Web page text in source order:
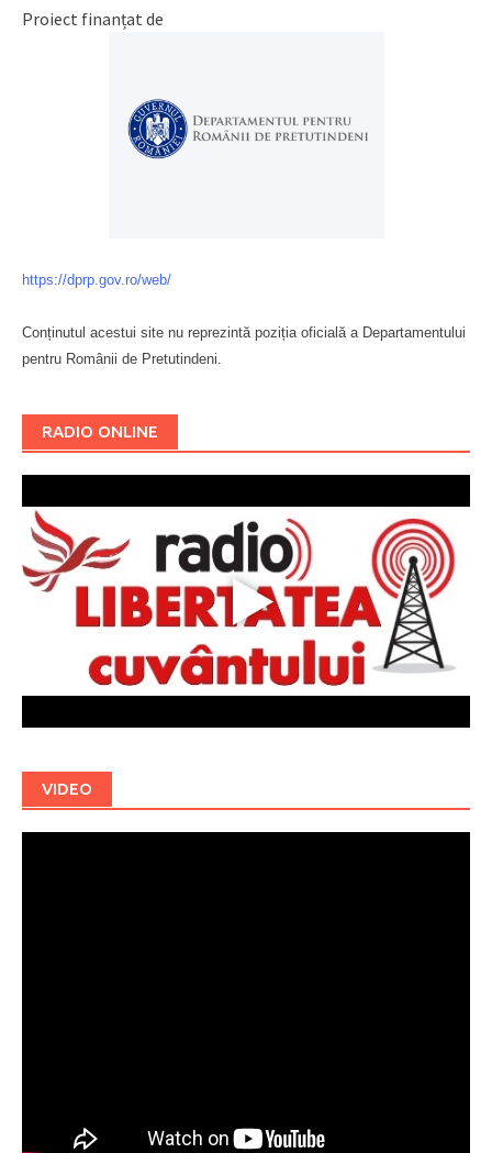
Proiect finanțat de
https://dprp.gov.ro/web/
Conținutul acestui site nu reprezintă poziția oficială a Departamentului
pentru Românii de Pretutindeni.
RADIO ONLINE
VIDEO